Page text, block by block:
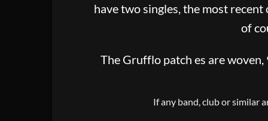
have two singles, the most
of
The Grufflo patch es are
If any band, club or similar